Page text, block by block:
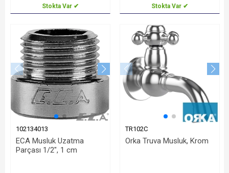
Stokta Var ✔ Stokta Var ✔
102134013
ECA Musluk Uzatma
Parçası 1/2", 1 cm
TR102C
Orka Truva Musluk, Krom